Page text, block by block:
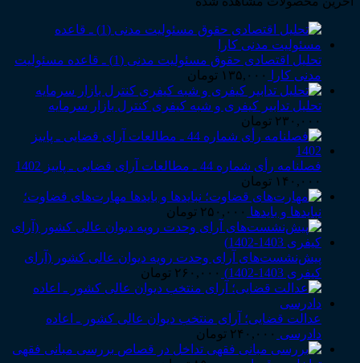
تحلیل اقتصادی حقوق مسئولیت مدنی (1) ـ قاعده مسئولیت
مدنی کارا
۱۳۵,۰۰۰ تومان
تحلیل تدابیر کیفری و شبه کیفری کنترل بازار سرمایه
۲۳۰,۰۰۰ تومان
فصلنامه رأی شماره 44 ـ مطالعات آرای قضایی ـ پاییز 1402
۱۴۰,۰۰۰ تومان
مهارت‌های قضاوت؛
نبایدها و بایدها ۲۵۰,۰۰۰ تومان
پیش‌نشست‌های آرای وحدت رویه دیوان عالی کشور (آرای
کیفری 1403-1402)
۲۶۰,۰۰۰ تومان
عدالت قضایی؛ آرای منتخب دیوان عالی کشور ـ اعاده
دادرسی ۲۴۰,۰۰۰ تومان
بررسی مبانی فقهی